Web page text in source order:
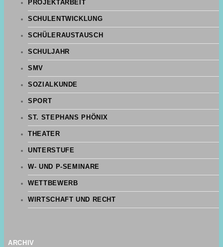
PROJEKTARBEIT
SCHULENTWICKLUNG
SCHÜLERAUSTAUSCH
SCHULJAHR
SMV
SOZIALKUNDE
SPORT
ST. STEPHANS PHÖNIX
THEATER
UNTERSTUFE
W- UND P-SEMINARE
WETTBEWERB
WIRTSCHAFT UND RECHT
ARCHIV